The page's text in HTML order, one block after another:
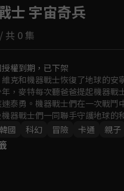
如有不便請見諒
士 宇宙奇兵
共 0 集
權到期，已下架
克和機器戰士恢復了地球的
，麥特每次聽爸爸提起機器
泰勇。機器戰士們在一次戰
器戰士們一同聯手守護地球的
韓國 科幻 冒險 卡通 親子